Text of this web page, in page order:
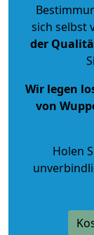
sich selbst
der
Wir legen
von
Holen